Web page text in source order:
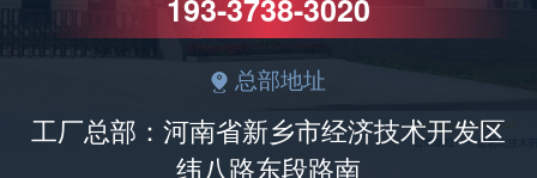
193-3738-3020
总部地址
工厂总部：河南省新乡市经济技术开发区
纬八路东段路南